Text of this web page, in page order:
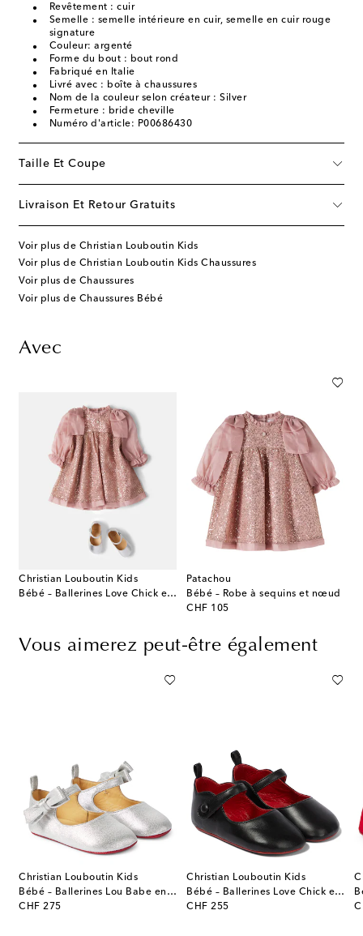
Revêtement : cuir
Semelle : semelle intérieure en cuir, semelle en cuir rouge
signature
Couleur: argenté
Forme du bout : bout rond
Fabriqué en Italie
Livré avec : boîte à chaussures
Nom de la couleur selon créateur : Silver
Fermeture : bride cheville
Numéro d'article: P00686430
Taille Et Coupe
Livraison Et Retour Gratuits
Voir plus de Christian Louboutin Kids
Voir plus de Christian Louboutin Kids Chaussures
Voir plus de Chaussures
Voir plus de Chaussures Bébé
Avec
Christian Louboutin Kids
Bébé – Ballerines Love Chick en cuir métallisé
Patachou
Bébé – Robe à sequins et nœud
CHF 105
original price
Vous aimerez peut-être également
Christian Louboutin Kids
Bébé – Ballerines Lou Babe en cuir
CHF 275
original price
Christian Louboutin Kids
Bébé – Ballerines Love Chick en cuir
CHF 255
original price